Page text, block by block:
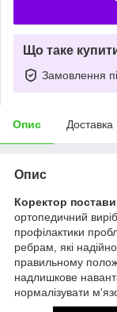
Що таке
Замовлення
Опис Доставка
Опис
Коректор
ортопедичний
профілактики
ребрам, які
правильному
надлишкове
нормалізувати